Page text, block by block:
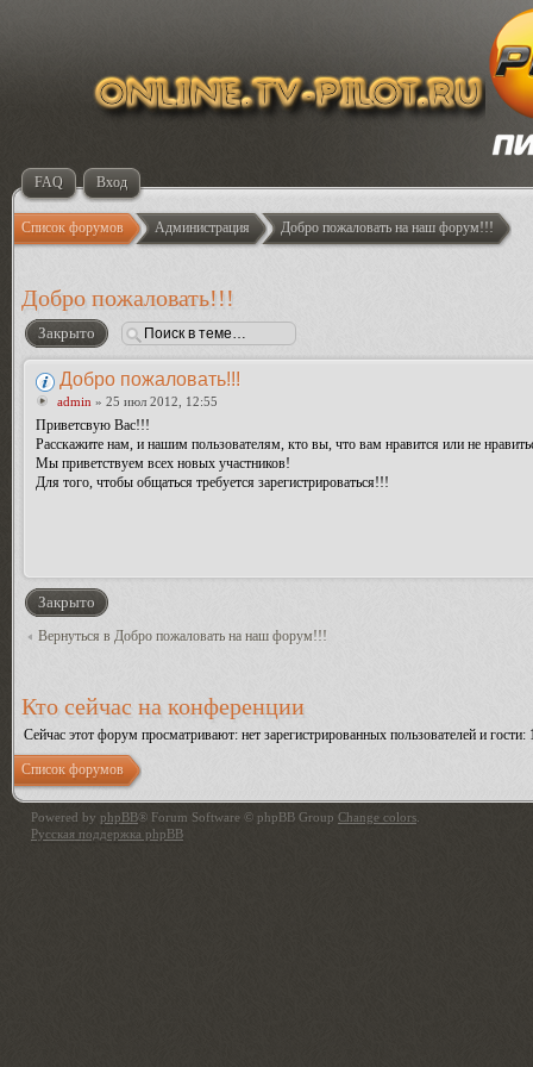
FAQ Вход
Список форумов Администрация Добро пожаловать на наш форум!!!
Добро пожаловать!!!
Закрыто
Добро пожаловать!!!
admin » 25 июл 2012, 12:55
Приветсвую Вас!!!
Расскажите нам, и нашим пользователям, кто вы, что вам нравится или не
Мы приветствуем всех новых участников!
Для того, чтобы общаться требуется зарегистрироваться!!!
Закрыто
Вернуться в Добро пожаловать на наш форум!!!
Кто сейчас на конференции
Сейчас этот форум просматривают: нет зарегистрированных пользователей и гости:
Список форумов
Powered by phpBB® Forum Software © phpBB Group Change colors
Русская поддержка phpBB